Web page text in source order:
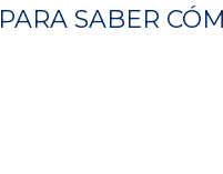
PARA SABER